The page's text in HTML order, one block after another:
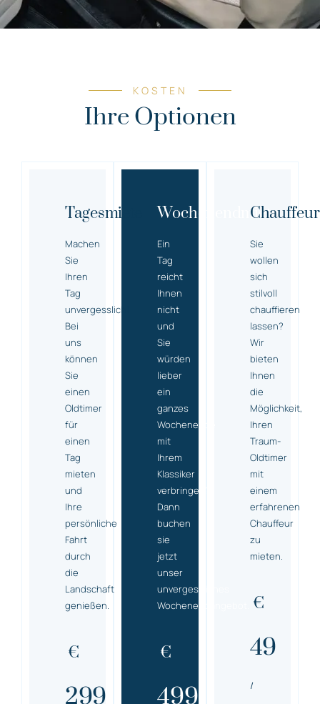
KOSTEN
Ihre Optionen
Tagesmiete
Machen
Sie
Ihren
Tag
unvergesslich!
Bei
uns
können
Sie
einen
Oldtimer
für
einen
Tag
mieten
und
Ihre
persönliche
Fahrt
durch
die
Landschaft
genießen.
€
299
Wochenendmiete
Ein
Tag
reicht
Ihnen
nicht
und
Sie
würden
lieber
ein
ganzes
Wochenende
mit
Ihrem
Klassiker
verbringen?
Dann
buchen
sie
jetzt
unser
unvergessliches
Wochenendangebot.
€
499
Sie
wollen
sich
stilvoll
chauffieren
lassen?
Wir
bieten
Ihnen
die
Möglichkeit,
Ihren
Traum-
Oldtimer
mit
einem
erfahrenen
Chauffeur
zu
mieten.
€
49
/